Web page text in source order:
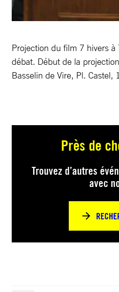
Projection du film 7 hivers à
débat. Début de la
Basselin de Vire, Pl. Castel,
Près de
Trouvez d’autres
avec